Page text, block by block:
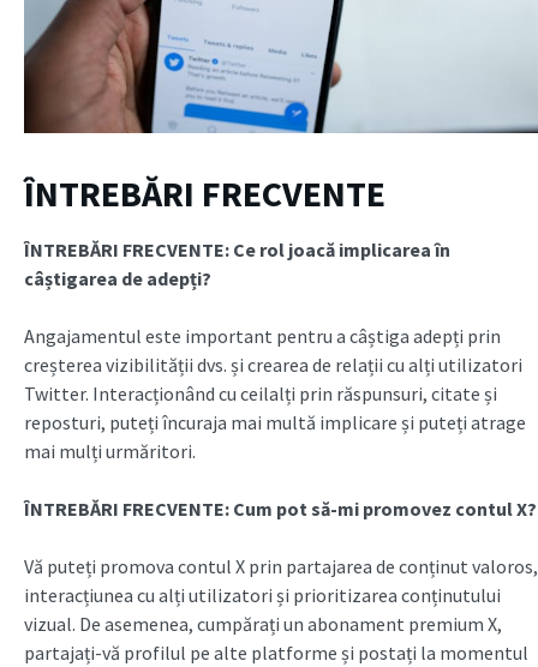
ÎNTREBĂRI FRECVENTE
ÎNTREBĂRI FRECVENTE: Ce rol joacă implicarea în
câștigarea de adepți?
Angajamentul este important pentru a câștiga adepți prin
creșterea vizibilității dvs. și crearea de relații cu alți utilizatori
Twitter. Interacționând cu ceilalți prin răspunsuri, citate și
reposturi, puteți încuraja mai multă implicare și puteți atrage
mai mulți urmăritori.
ÎNTREBĂRI FRECVENTE: Cum pot să-mi promovez contul X?
Vă puteți promova contul X prin partajarea de conținut valoros,
interacțiunea cu alți utilizatori și prioritizarea conținutului
vizual. De asemenea, cumpărați un abonament premium X,
partajați-vă profilul pe alte platforme și postați la momentul